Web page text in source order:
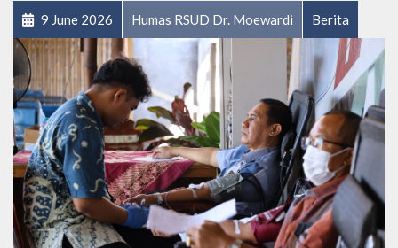
9 June 2026 Humas RSUD Dr. Moewardi Berita